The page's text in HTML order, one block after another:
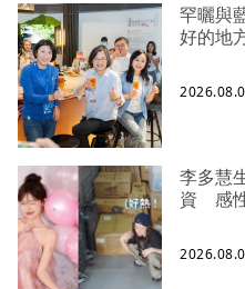
罕曬與
好的地
李多慧
資 感